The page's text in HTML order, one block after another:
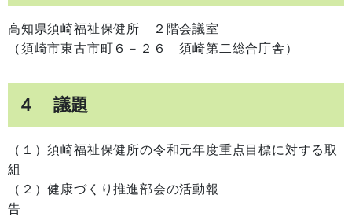
高知県須崎福祉保健所 ２階会議室
（須崎市東古市町６－２６ 須崎第二総合庁舎）
４ 議題
（１）須崎福祉保健所の令和元年度重点目標に対する取
組
（２）健康づくり推進部会の活動報